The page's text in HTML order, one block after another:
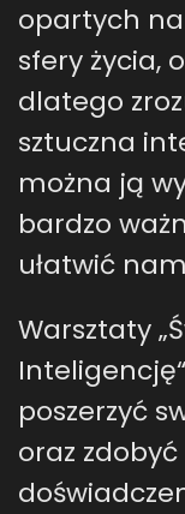
opartych na
sfery życia,
dlatego
sztuczna
można ją
bardzo
ułatwić
Warsztaty
poszerzyć
oraz